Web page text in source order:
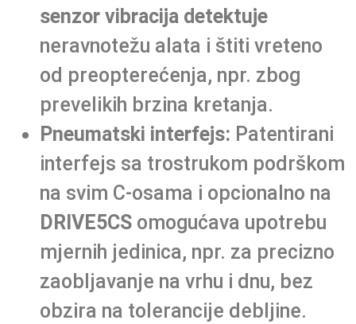
senzor vibracija detektuje
neravnotežu alata i štiti vreteno
od preopterećenja, npr. zbog
prevelikih brzina kretanja.
Pneumatski interfejs: Patentirani
interfejs sa trostrukom podrškom
na svim C-osama i opcionalno na
DRIVE5CS omogućava upotrebu
mjernih jedinica, npr. za precizno
zaobljavanje na vrhu i dnu, bez
obzira na tolerancije debljine.